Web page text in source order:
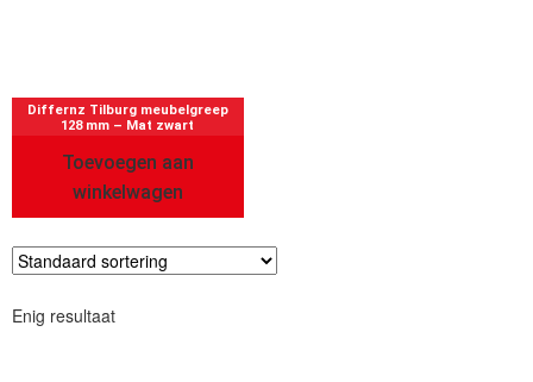
Differnz Tilburg meubelgreep
128 mm – Mat zwart
Toevoegen aan
winkelwagen
Enig resultaat